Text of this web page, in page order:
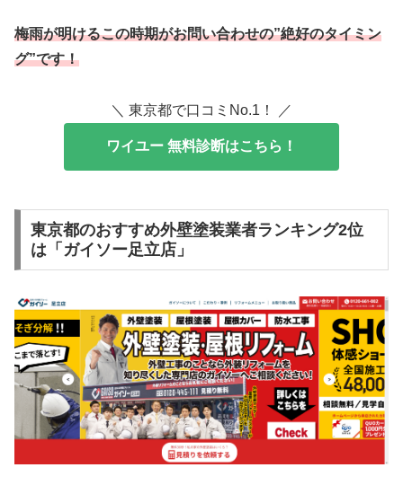
梅雨が明けるこの時期がお問い合わせの”絶好のタイミン
グ”です！
＼ 東京都で口コミNo.1！ ／
ワイユー 無料診断はこちら！
東京都のおすすめ外壁塗装業者ランキング2位
は「ガイソー足立店」